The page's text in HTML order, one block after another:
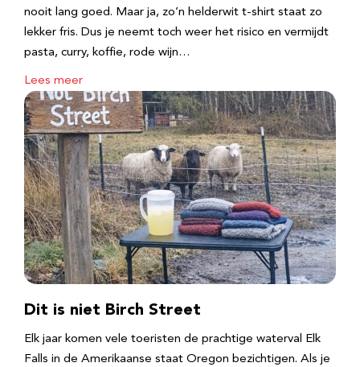
nooit lang goed. Maar ja, zo’n helderwit t-shirt staat zo
lekker fris. Dus je neemt toch weer het risico en vermijdt
pasta, curry, koffie, rode wijn…
Lees meer
Dit is niet Birch Street
Elk jaar komen vele toeristen de prachtige waterval Elk
Falls in de Amerikaanse staat Oregon bezichtigen. Als je